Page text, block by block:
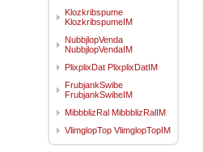
Klozkribspume
KlozkribspumeIM
NubbjlopVenda
NubbjlopVendaIM
PlixplixDat PlixplixDatIM
FrubjankSwibe
FrubjankSwibeIM
MibbblizRal MibbblizRalIM
VlimglopTop VlimglopTopIM